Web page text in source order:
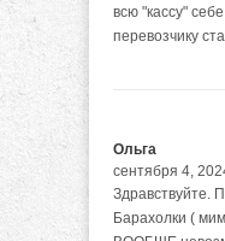
всю "кассу"
перевозчику
Ольга
сентября 4,
Здравствуйте.
Барахолки (